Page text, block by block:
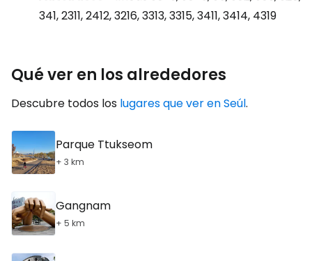
341, 2311, 2412, 3216, 3313, 3315, 3411, 3414, 4319
Qué ver en los alrededores
Descubre todos los lugares que ver en Seúl.
Parque Ttukseom
+ 3 km
Gangnam
+ 5 km